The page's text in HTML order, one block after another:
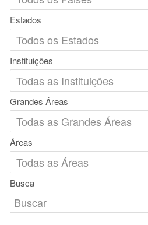
Estados
Instituições
Grandes Áreas
Áreas
Busca